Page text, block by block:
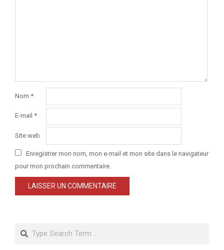
Nom *
E-mail *
Site web
Enregistrer mon nom, mon e-mail et mon site dans le navigateur
pour mon prochain commentaire.
Search